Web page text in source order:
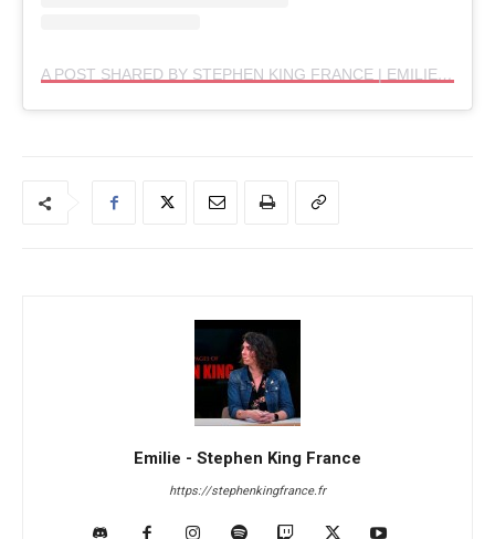
A POST SHARED BY STEPHEN KING FRANCE | EMILIE (@STEPHENKINGFR)
Emilie - Stephen King France
https://stephenkingfrance.fr